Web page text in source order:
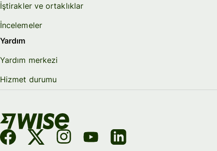
İştirakler ve ortaklıklar
İncelemeler
Yardım
Yardım merkezi
Hizmet durumu